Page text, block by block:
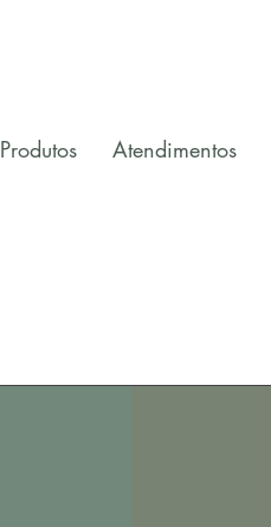
Produtos Atendimentos